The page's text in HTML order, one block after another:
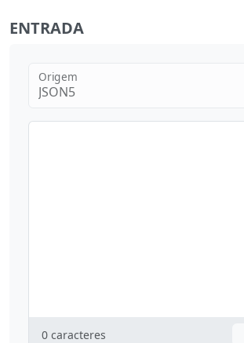
ENTRADA
JSON5
Origem
0 caracteres